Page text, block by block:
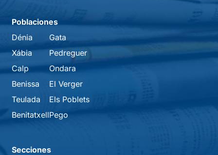
Poblaciones
Dénia
Xábia
Calp
Benissa
Teulada
Benitatxell
Gata
Pedreguer
Ondara
El Verger
Els Poblets
Pego
Secciones